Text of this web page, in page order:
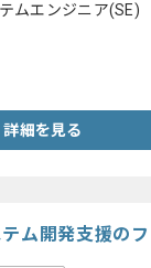
ムエンジニア(SE)
詳細を見る
ム開発支援の